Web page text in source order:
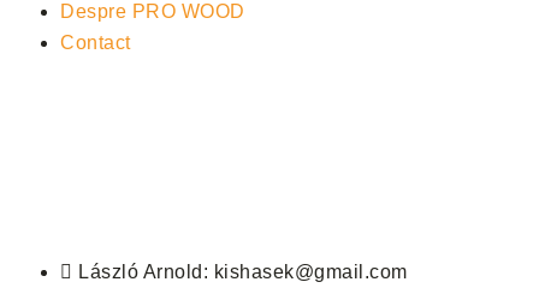
Despre PRO WOOD
Contact
László Arnold: kishasek@gmail.com